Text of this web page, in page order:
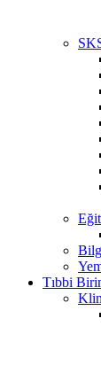
Tıbbi